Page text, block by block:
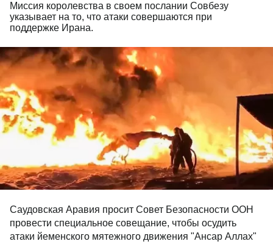
Миссия королевства в своем послании Совбезу
указывает на то, что атаки совершаются при
поддержке Ирана.
Саудовская Аравия просит Совет Безопасности ООН
провести специальное совещание, чтобы осудить
атаки йеменского мятежного движения "Ансар Аллах"